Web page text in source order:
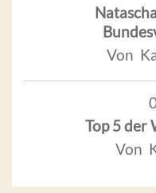
Von
Top 5 der
Von